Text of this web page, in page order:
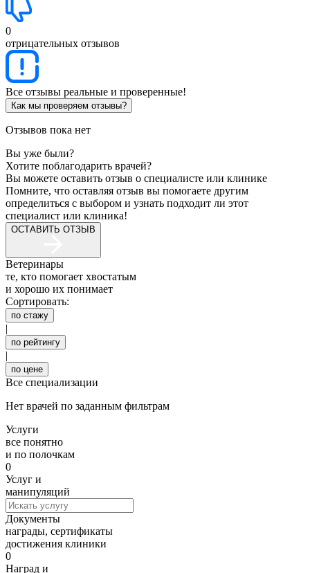
0
отрицательных отзывов
Все отзывы реальные и проверенные!
Как мы проверяем отзывы?
Отзывов пока нет
Вы уже были?
Хотите поблагодарить врачей?
Вы можете оставить отзыв о специалисте или клинике
Помните, что оставляя отзыв вы помогаете другим
определиться с выбором и узнать подходит ли этот
специалист или клиника!
ОСТАВИТЬ ОТЗЫВ
Ветеринары
те, кто помогает хвостатым
и хорошо их понимает
Сортировать:
по стажу
|
по рейтингу
|
по цене
Все специализации
Нет врачей по заданным фильтрам
Услуги
все понятно
и по полочкам
0
Услуг и
манипуляций
Документы
награды, сертификаты
достижения клиники
0
Наград и